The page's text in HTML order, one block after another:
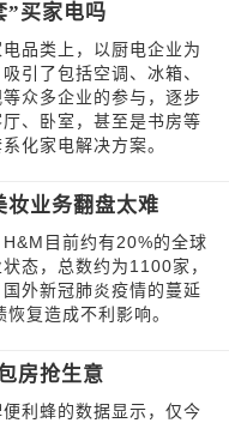
”买家电吗
品类上，以厨电企业为
引了包括空调、冰箱、
众多企业的参与，逐步
、卧室，甚至是书房等
化家电解决方案。
业务翻盘太难
目前约有20%的全球
态，总数约为1100家，
外新冠肺炎疫情的蔓延
复造成不利影响。
房抢生意
利蜂的数据显示，仅今